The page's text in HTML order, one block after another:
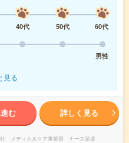
40代 50代
60代
男性
見る
む 詳しく見る
社 メディカルケア事業部 ナース派遣